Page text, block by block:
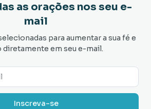
as orações nos seu e-
mail
para aumentar a sua fé e
diretamente em seu e-mail.